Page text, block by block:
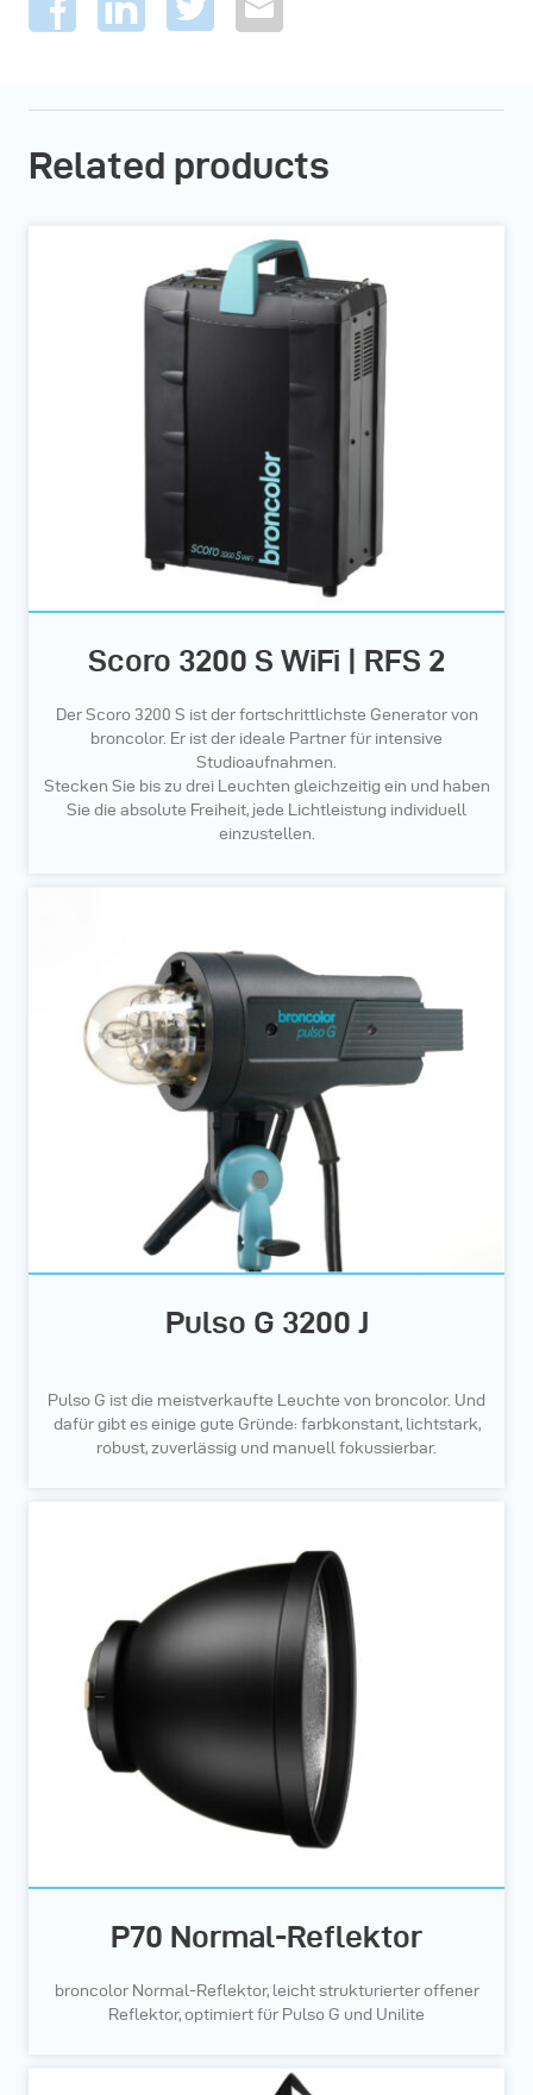
Related products
Scoro 3200 S WiFi | RFS 2
Der Scoro 3200 S ist der fortschrittlichste Generator von
broncolor. Er ist der ideale Partner für intensive
Studioaufnahmen.
Stecken Sie bis zu drei Leuchten gleichzeitig ein und haben
Sie die absolute Freiheit, jede Lichtleistung individuell
einzustellen.
Pulso G 3200 J
Pulso G ist die meistverkaufte Leuchte von broncolor. Und
dafür gibt es einige gute Gründe: farbkonstant, lichtstark,
robust, zuverlässig und manuell fokussierbar.
P70 Normal-Reflektor
broncolor Normal-Reflektor, leicht strukturierter offener
Reflektor, optimiert für Pulso G und Unilite